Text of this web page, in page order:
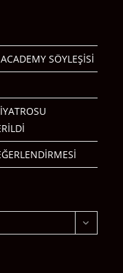
SÖYLEŞİSİ